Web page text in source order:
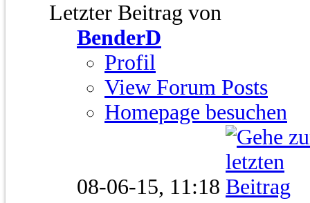
Letzter Beitrag von
BenderD
Profil
View Forum Posts
Homepage besuchen
08-06-15, 11:18